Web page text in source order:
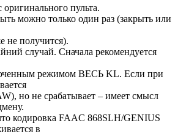
пульта.
можно только один раз (закрыть или
не получится).
случай. Сначала рекомендуется
режимом ВЕСЬ KL. Если при
но не срабатывает – имеет смысл
кодировка FAAC 868SLH/GENIUS
в